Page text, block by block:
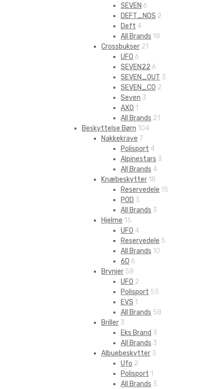
SEVEN 6
DEFT_NOS 2
Deft 4
All Brands 18
Crossbukser 21
UFO 6
SEVEN22 6
SEVEN_OUT 3
SEVEN_CO 2
Seven 3
AXO 1
All Brands 21
Beskyttelse Børn 104
Nakkekrave 7
Polisport 4
Alpinestars 3
All Brands 4
Knæbeskytter 18
Reservedele 15
POD 3
All Brands 3
Hjelme 15
UFO 4
Reservedele 5
All Brands 10
6D 6
Brynjer 58
UFO 2
Polisport 55
EVS 1
All Brands 58
Briller 3
Eks Brand 3
All Brands 3
Albuebeskytter 3
Ufo 2
Polisport 1
All Brands 3